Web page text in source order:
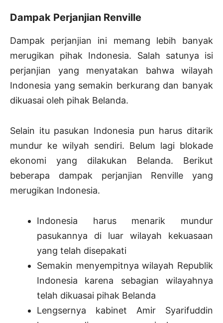
Dampak Perjanjian Renville
Dampak perjanjian ini memang lebih banyak
merugikan pihak Indonesia. Salah satunya isi
perjanjian yang menyatakan bahwa wilayah
Indonesia yang semakin berkurang dan banyak
dikuasai oleh pihak Belanda.
Selain itu pasukan Indonesia pun harus ditarik
mundur ke wilyah sendiri. Belum lagi blokade
ekonomi yang dilakukan Belanda. Berikut
beberapa dampak perjanjian Renville yang
merugikan Indonesia.
Indonesia harus menarik mundur
pasukannya di luar wilayah kekuasaan
yang telah disepakati
Semakin menyempitnya wilayah Republik
Indonesia karena sebagian wilayahnya
telah dikuasai pihak Belanda
Lengsernya kabinet Amir Syarifuddin